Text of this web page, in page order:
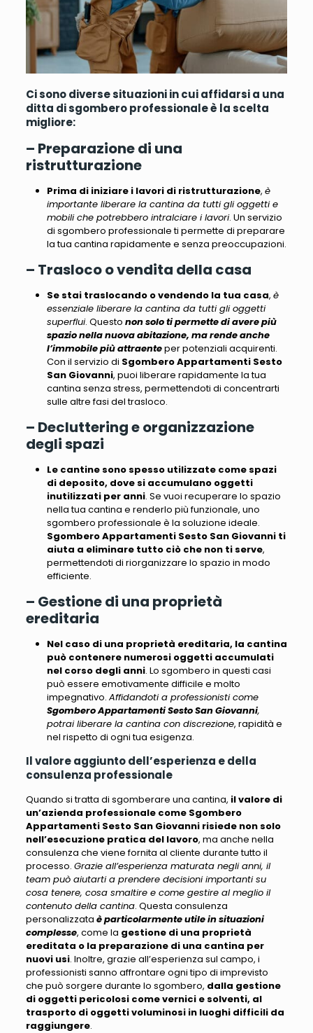
Ci sono diverse situazioni in cui affidarsi a una
ditta di sgombero professionale è la scelta
migliore:
– Preparazione di una
ristrutturazione
Prima di iniziare i lavori di ristrutturazione, è
importante liberare la cantina da tutti gli oggetti e
mobili che potrebbero intralciare i lavori. Un servizio
di sgombero professionale ti permette di preparare
la tua cantina rapidamente e senza preoccupazioni.
– Trasloco o vendita della casa
Se stai traslocando o vendendo la tua casa, è
essenziale liberare la cantina da tutti gli oggetti
superflui. Questo non solo ti permette di avere più
spazio nella nuova abitazione, ma rende anche
l’immobile più attraenteper potenziali acquirenti.
Con il servizio di Sgombero Appartamenti Sesto
San Giovanni, puoi liberare rapidamente la tua
cantina senza stress, permettendoti di concentrarti
sulle altre fasi del trasloco.
– Decluttering e organizzazione
degli spazi
Le cantine sono spesso utilizzate come spazi
di deposito, dove si accumulano oggetti
inutilizzati per anni. Se vuoi recuperare lo spazio
nella tua cantina e renderlo più funzionale, uno
sgombero professionale è la soluzione ideale.
Sgombero Appartamenti Sesto San Giovanni ti
aiuta a eliminare tutto ciò che non ti serve,
permettendoti di riorganizzare lo spazio in modo
efficiente.
– Gestione di una proprietà
ereditaria
Nel caso di una proprietà ereditaria, la cantina
può contenere numerosi oggetti accumulati
nel corso degli anni. Lo sgombero in questi casi
può essere emotivamente difficile e molto
impegnativo. Affidandoti a professionisti come
Sgombero Appartamenti Sesto San Giovanni,
potrai liberare la cantina con discrezione, rapidità e
nel rispetto di ogni tua esigenza.
Il valore aggiunto dell’esperienza e della
consulenza professionale
Quando si tratta di sgomberare una cantina, il valore di
un’azienda professionale come Sgombero
Appartamenti Sesto San Giovanni risiede non solo
nell’esecuzione pratica del lavoro, ma anche nella
consulenza che viene fornita al cliente durante tutto il
processo. Grazie all’esperienza maturata negli anni, il
team può aiutarti a prendere decisioni importanti su
cosa tenere, cosa smaltire e come gestire al meglio il
contenuto della cantina. Questa consulenza
personalizzata è particolarmente utile in situazioni
complesse, come la gestione di una proprietà
ereditata o la preparazione di una cantina per
nuovi usi. Inoltre, grazie all’esperienza sul campo, i
professionisti sanno affrontare ogni tipo di imprevisto
che può sorgere durante lo sgombero, dalla gestione
di oggetti pericolosi come vernici e solventi, al
trasporto di oggetti voluminosi in luoghi difficili da
raggiungere.